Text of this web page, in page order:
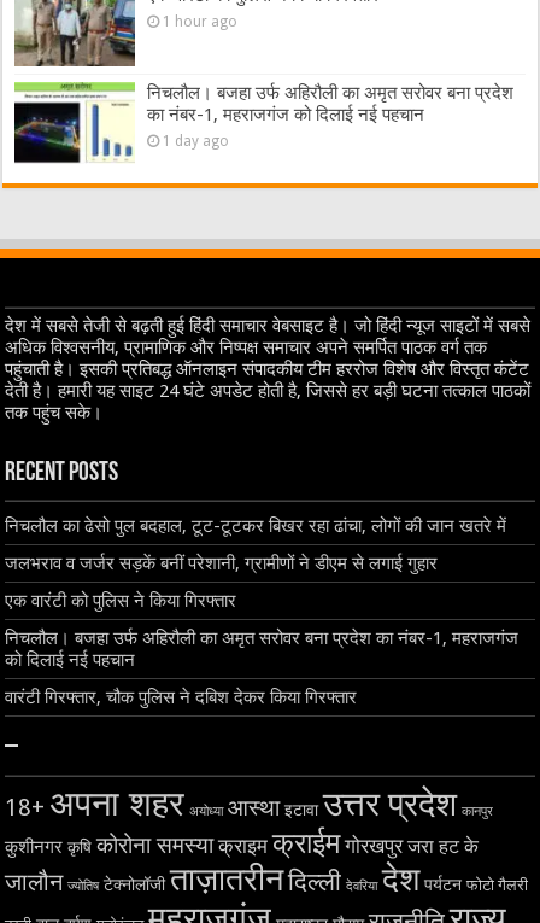
1 hour ago
निचलौल। बजहा उर्फ अहिरौली का अमृत सरोवर बना प्रदेश
का नंबर-1, महराजगंज को दिलाई नई पहचान
1 day ago
देश में सबसे तेजी से बढ़ती हुई हिंदी समाचार वेबसाइट है। जो हिंदी न्यूज साइटों में सबसे
अधिक विश्वसनीय, प्रामाणिक और निष्पक्ष समाचार अपने समर्पित पाठक वर्ग तक
पहुंचाती है। इसकी प्रतिबद्ध ऑनलाइन संपादकीय टीम हररोज विशेष और विस्तृत कंटेंट
देती है। हमारी यह साइट 24 घंटे अपडेट होती है, जिससे हर बड़ी घटना तत्काल पाठकों
तक पहुंच सके।
Recent Posts
निचलौल का ढेसो पुल बदहाल, टूट-टूटकर बिखर रहा ढांचा, लोगों की जान खतरे में
जलभराव व जर्जर सड़कें बनीं परेशानी, ग्रामीणों ने डीएम से लगाई गुहार
एक वारंटी को पुलिस ने किया गिरफ्तार
निचलौल। बजहा उर्फ अहिरौली का अमृत सरोवर बना प्रदेश का नंबर-1, महराजगंज
को दिलाई नई पहचान
वारंटी गिरफ्तार, चौक पुलिस ने दबिश देकर किया गिरफ्तार
–
18+ अपना शहर अयोध्या आस्था इटावा उत्तर प्रदेश कानपुर
कुशीनगर कृषि कोरोना समस्या क्राइम क्राईम गोरखपुर जरा हट के
जालौन ज्योतिष टेक्नोलॉजी ताज़ातरीनदिल्ली देवरिया देश पर्यटन फोटो गैलरी